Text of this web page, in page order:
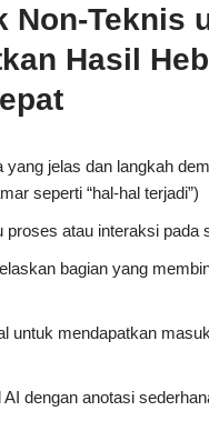
Non-Teknis
Hasil
yang jelas dan langkah
seperti “hal-hal terjadi”)
atau interaksi pada
bagian yang
untuk mendapatkan
dengan anotasi